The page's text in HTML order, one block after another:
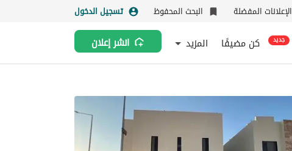
الإعلانات المفضلة البحث المحفوظ تسجيل الدخول
جديد كن مضيفًا المزيد انشر إعلان